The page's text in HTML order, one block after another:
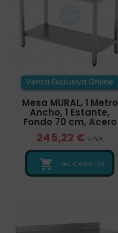
Venta Exclusiva Online
Mesa MURAL, 1 Metro
Ancho, 1 Estante,
Fondo 70 cm, Acero
245,22 € + IVA
 ¡AL CARRITO!